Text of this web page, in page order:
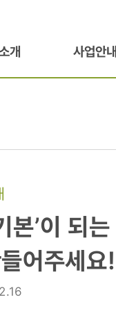
개 사업안내
본’이 되는
어주세요!